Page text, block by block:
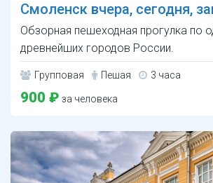
Смоленск вчера, сегодня,
Обзорная пешеходная прогулка по
древнейших городов России.
Групповая Пешая 3 часа
900 ₽ за человека